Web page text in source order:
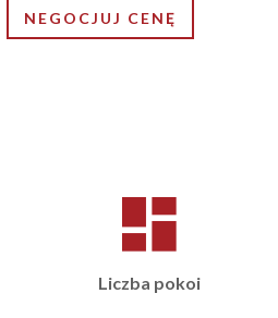
NEGOCJUJ CENĘ
Liczba pokoi